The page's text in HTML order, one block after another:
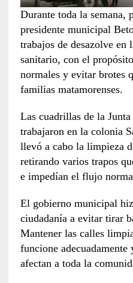
Durante toda la semana,
presidente municipal
trabajos de desazolve en
sanitario, con el
normales y evitar brotes
familias matamorenses.
Las cuadrillas de la
trabajaron en la colonia
llevó a cabo la limpieza
retirando varios trapos
e impedían el flujo
El gobierno municipal
ciudadanía a evitar tirar
Mantener las calles
funcione
afectan a toda la